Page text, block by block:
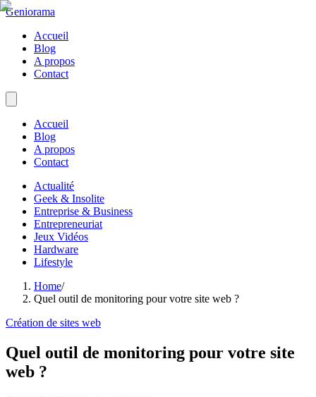
Geniorama
Accueil
Blog
A propos
Contact
Accueil
Blog
A propos
Contact
Actualité
Geek & Insolite
Entreprise & Business
Entrepreneuriat
Jeux Vidéos
Hardware
Lifestyle
Home/
Quel outil de monitoring pour votre site web ?
Création de sites web
Quel outil de monitoring pour votre site
web ?